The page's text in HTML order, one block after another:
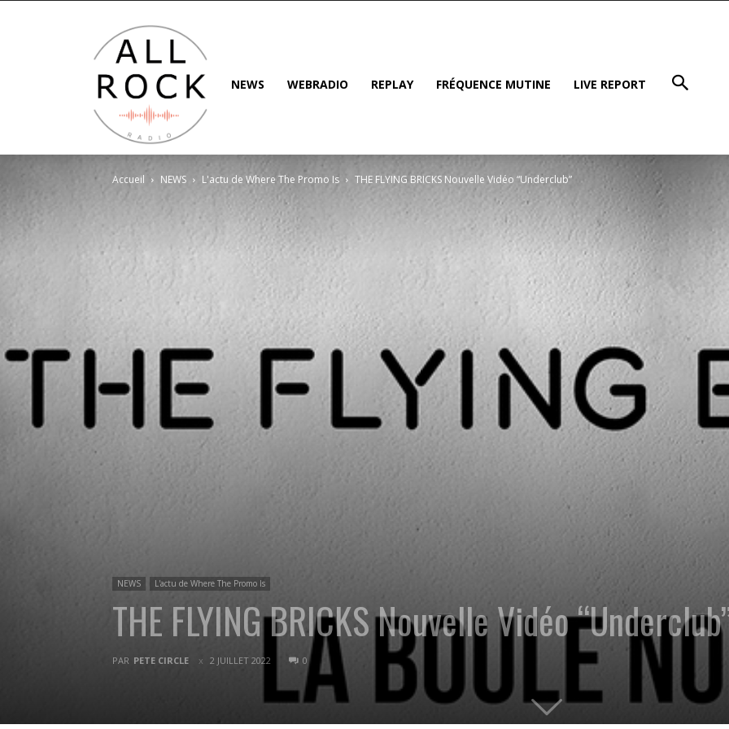
NEWS WEBRADIO REPLAY FRÉQUENCE MUTINE LIVE REPORT
Accueil NEWS L'actu de Where The Promo Is THE FLYING BRICKS Nouvelle Vidéo “Underclub”
NEWS L'actu de Where The Promo Is
THE FLYING BRICKS Nouvelle Vidéo
PAR PETE CIRCLE 2 JUILLET 2022 0